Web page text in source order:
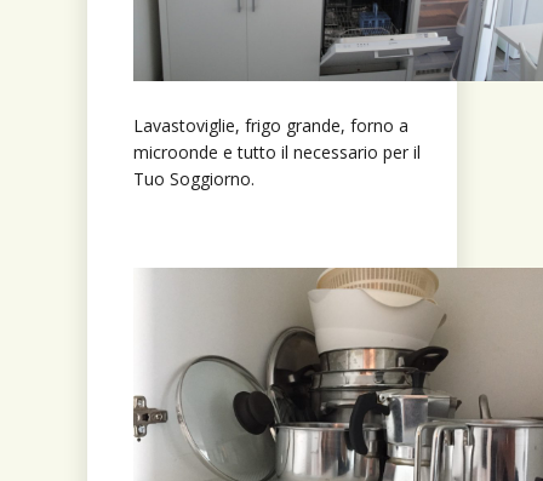
Lavastoviglie, frigo grande, forno a
microonde e tutto il necessario per il
Tuo Soggiorno.